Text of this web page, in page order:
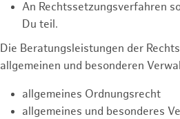
An Rechtssetzungsverfahren
Du teil.
Die Beratungsleistungen der
allgemeinen und besonderen
allgemeines Ordnungsrecht
allgemeines und besonderes